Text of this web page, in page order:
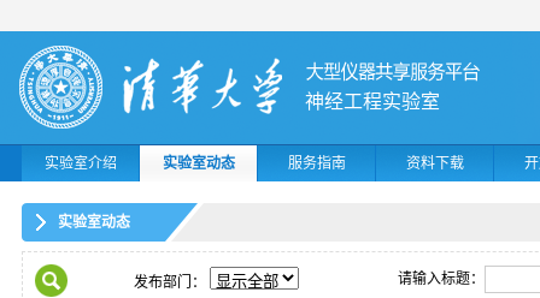
神经工程实验室
实验室介绍 实验室动态 服务指南 资料下载
实验室动态
发布部门： 请输入标题：